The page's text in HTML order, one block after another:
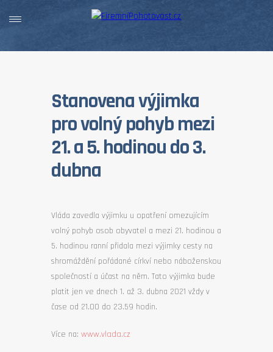
Stanovena výjimka
pro volný pohyb mezi
21. a 5. hodinou do 3.
dubna
Vláda zavedla výjimku u opatření omezujícím
volný pohyb osob obyvatel a mezi 21. hodinou a
5. hodinou ranní přidala mezi výjimky cesty na
shromáždění pořádané církví nebo náboženskou
společností a účast na něm. Tato výjimka bude
platit jen ve dnech 1. až 3. dubna 2021 vždy v
čase od 21.00 do 23.59 hodin.
Více na: www.vlada.cz